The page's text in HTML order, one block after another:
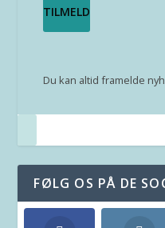
Du kan altid framelde
FØLG OS PÅ DE